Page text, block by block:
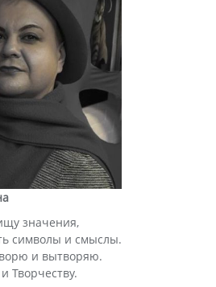
значения,
символы и смыслы.
и вытворяю.
Творчеству.